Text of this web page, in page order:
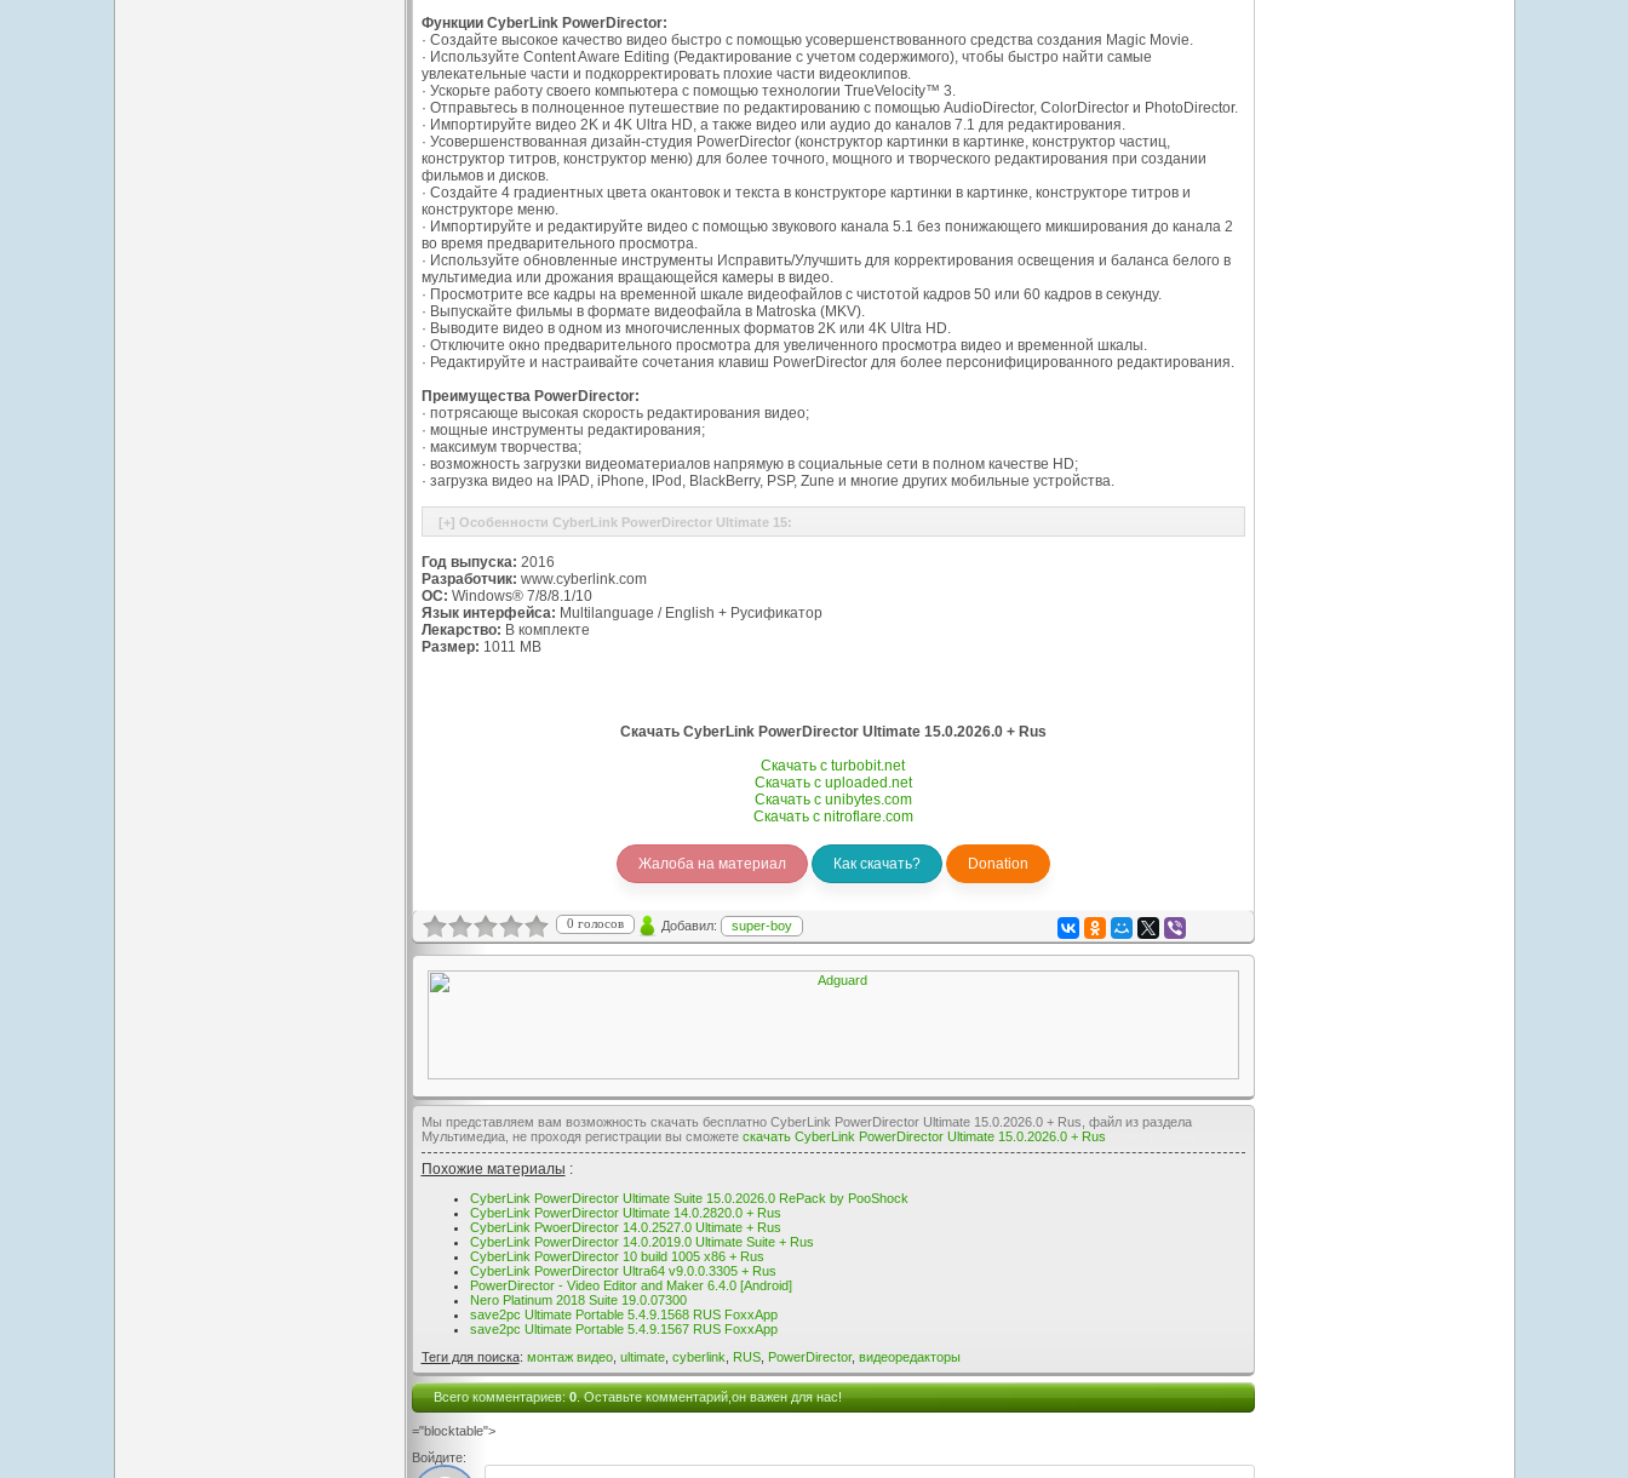
Функции CyberLink PowerDirector:
· Создайте высокое качество видео быстро с помощью усовершенствованного средства создания Magic Movie.
· Используйте Content Aware Editing (Редактирование с учетом содержимого), чтобы быстро найти самые
увлекательные части и подкорректировать плохие части видеоклипов.
· Ускорьте работу своего компьютера с помощью технологии TrueVelocity™ 3.
· Отправьтесь в полноценное путешествие по редактированию с помощью AudioDirector, ColorDirector и PhotoDirector.
· Импортируйте видео 2K и 4K Ultra HD, а также видео или аудио до каналов 7.1 для редактирования.
· Усовершенствованная дизайн-студия PowerDirector (конструктор картинки в картинке, конструктор частиц,
конструктор титров, конструктор меню) для более точного, мощного и творческого редактирования при создании
фильмов и дисков.
· Создайте 4 градиентных цвета окантовок и текста в конструкторе картинки в картинке, конструкторе титров и
конструкторе меню.
· Импортируйте и редактируйте видео с помощью звукового канала 5.1 без понижающего микширования до канала 2
во время предварительного просмотра.
· Используйте обновленные инструменты Исправить/Улучшить для корректирования освещения и баланса белого в
мультимедиа или дрожания вращающейся камеры в видео.
· Просмотрите все кадры на временной шкале видеофайлов с чистотой кадров 50 или 60 кадров в секунду.
· Выпускайте фильмы в формате видеофайла в Matroska (MKV).
· Выводите видео в одном из многочисленных форматов 2K или 4K Ultra HD.
· Отключите окно предварительного просмотра для увеличенного просмотра видео и временной шкалы.
· Редактируйте и настраивайте сочетания клавиш PowerDirector для более персонифицированного редактирования.
Преимущества PowerDirector:
· потрясающе высокая скорость редактирования видео;
· мощные инструменты редактирования;
· максимум творчества;
· возможность загрузки видеоматериалов напрямую в социальные сети в полном качестве HD;
· загрузка видео на IPAD, iPhone, IPod, BlackBerry, PSP, Zune и многие других мобильные устройства.
Год выпуска: 2016
Разработчик: www.cyberlink.com
ОС: Windows® 7/8/8.1/10
Язык интерфейса: Multilanguage / English + Русификатор
Лекарство: В комплекте
Размер: 1011 MB
Скачать CyberLink PowerDirector Ultimate 15.0.2026.0 + Rus
Скачать с turbobit.net
Скачать с uploaded.net
Скачать с unibytes.com
Скачать с nitroflare.com
Жалоба на материал Как скачать? Donation
0 голосов Добавил: super-boy
Мы представляем вам возможность скачать бесплатно CyberLink PowerDirector Ultimate 15.0.2026.0 + Rus, файл из раздела
Мультимедиа, не проходя регистрации вы сможете скачать CyberLink PowerDirector Ultimate 15.0.2026.0 + Rus
Похожие материалы :
CyberLink PowerDirector Ultimate Suite 15.0.2026.0 RePack by PooShock
CyberLink PowerDirector Ultimate 14.0.2820.0 + Rus
CyberLink PwoerDirector 14.0.2527.0 Ultimate + Rus
CyberLink PowerDirector 14.0.2019.0 Ultimate Suite + Rus
CyberLink PowerDirector 10 build 1005 x86 + Rus
CyberLink PowerDirector Ultra64 v9.0.0.3305 + Rus
PowerDirector - Video Editor and Maker 6.4.0 [Android]
Nero Platinum 2018 Suite 19.0.07300
save2pc Ultimate Portable 5.4.9.1568 RUS FoxxApp
save2pc Ultimate Portable 5.4.9.1567 RUS FoxxApp
Теги для поиска: монтаж видео, ultimate, cyberlink RUS, PowerDirector, видеоредакторы
Всего комментариев:0. Оставьте комментарий,он важен для нас!
="blocktable">
Войдите: